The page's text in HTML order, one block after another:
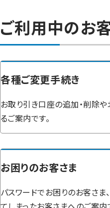
ご利用中のお
各種ご変更手続き
お取り引き口座の追加・削除
るご案内です。
お困りのお客さま
パスワードでお困りのお客さ